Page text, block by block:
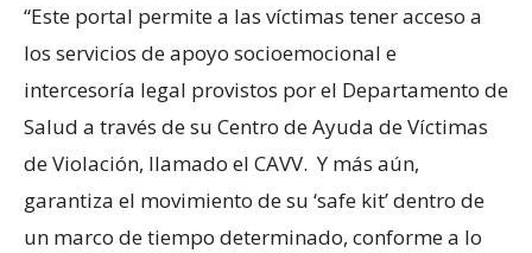
“Este portal permite a las víctimas tener acceso a
los servicios de apoyo socioemocional e
intercesoría legal provistos por el Departamento de
Salud a través de su Centro de Ayuda de Víctimas
de Violación, llamado el CAVV. Y más aún,
garantiza el movimiento de su ‘safe kit’ dentro de
un marco de tiempo determinado, conforme a lo